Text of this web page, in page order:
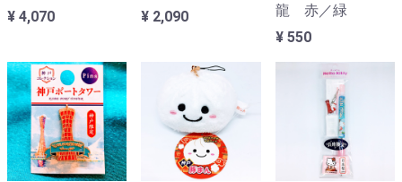
¥ 4,070
¥ 2,090
龍 赤／緑
¥ 550